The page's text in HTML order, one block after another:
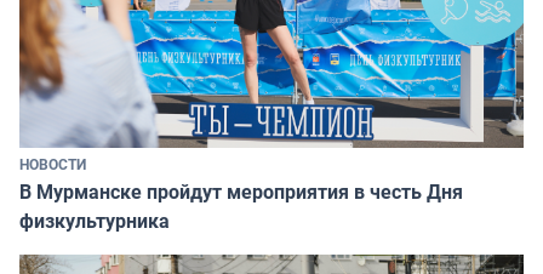
НОВОСТИ
В Мурманске пройдут мероприятия в честь Дня
физкультурника